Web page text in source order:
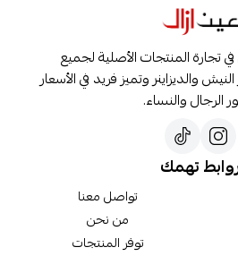
المنتجات الأصلية لجميع
والديزاينر وتميز فريد في الأسعار
الرجال والنساء.
تهمك
تواصل معنا
من نحن
توفر المنتجات